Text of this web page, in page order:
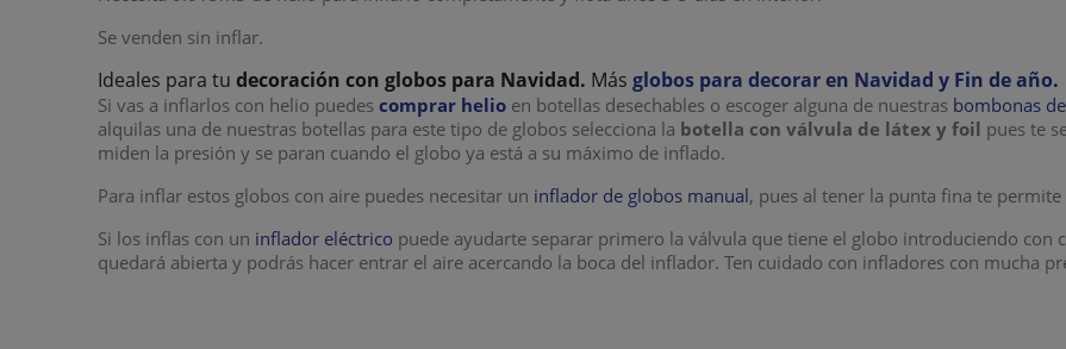
Se venden sin inflar.
Ideales para tudecoración con globos para Navidad. Másglobos para decorar en Navidad y Fin de año.
Si vas a inflarlos con helio puedescomprar helio en botellas desechables o escoger alguna de nuestras bombonas
alquilas una de nuestras botellas para este tipo de globos selecciona la botella con válvula de látex y foil pues te
miden la presión y se paran cuando el globo ya está a su máximo de inflado.
Para inflar estos globos con aire puedes necesitar un inflador de globos manual, pues al tener la punta fina te
Si los inflas con un inflador eléctrico puede ayudarte separar primero la válvula que tiene el globo introduciendo con
quedará abierta y podrás hacer entrar el aire acercando la boca del inflador. Ten cuidado con infladores con mucha